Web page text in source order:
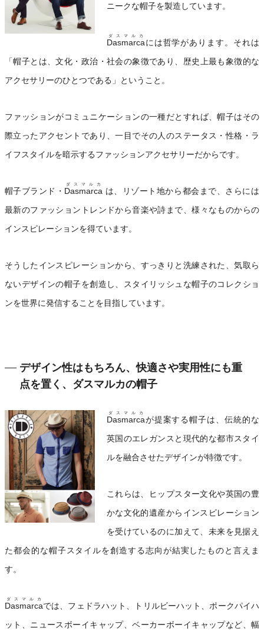
ニークな帽子を製造しています。
Dasmarca
ダスマルカ
には哲学があります。それは
「帽子とは、文化・政治・社会の象徴であり、歴史上最も象徴的な
アクセサリーのひとつである」ということ。
ファッションがコミュニケーションの一種だとすれば、帽子はその
際立ったアクセントであり、一目でその人のステータス・性格・ラ
イフスタイルを暗示するファッションアクセサリーだからです。
帽子ブランド・ Dasmarca
ダスマルカ
は、リゾート地から都会まで、さらには
最新のファッショントレンドから音楽や詩まで、様々なものからの
インスピレーションを得ています。
そうしたインスピレーションから、すっきりと洗練された、気取ら
ないデザインの帽子を創造し、スタイリッシュな帽子のコレクショ
ンを世界に発信することを目指しています。
デザイン性はもちろん、快適さや実用性にも重
点を置く、ダスマルカの帽子
Dasmarca
ダスマルカ
が提案する帽子は、伝統的な
英国のエレガンスと現代的な都市スタイ
ルを融合させたデザインが特徴です。
これらは、ヒップスター文化や英国の豊
かな文化的遺産からインスピレーション
を受けているのに加えて、未来を見据え
た都会的な帽子スタイルを創造する志向が結実したものと言えま
す。
Dasmarca
ダスマルカ
では、フェドラハット、トリルビーハット、ポークパイハ
ット、ニュースボーイキャップ、ベーカーボーイキャップなど、幅